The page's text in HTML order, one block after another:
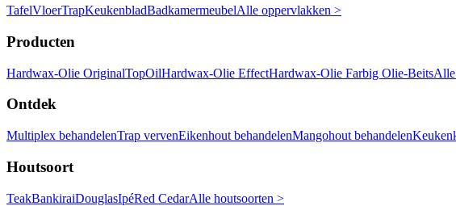
TafelVloerTrapKeukenbladBadkamermeubelAlle oppervlakken >
Producten
Hardwax-Olie OriginalTopOilHardwax-Olie EffectHardwax-Olie Farbig Olie-Beits
Ontdek
Multiplex behandelenTrap vervenEikenhout behandelenMangohout behandelen
Houtsoort
TeakBankiraiDouglasIpéRed CedarAlle houtsoorten >